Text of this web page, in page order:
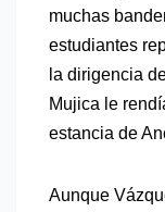
muchas
estudiantes
la dirigencia
Mujica le
estancia de
Aunque